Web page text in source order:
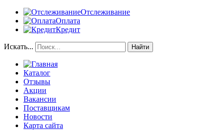
Отслеживание
Оплата
Кредит
Искать... Найти
Каталог
Отзывы
Акции
Вакансии
Поставщикам
Новости
Карта сайта